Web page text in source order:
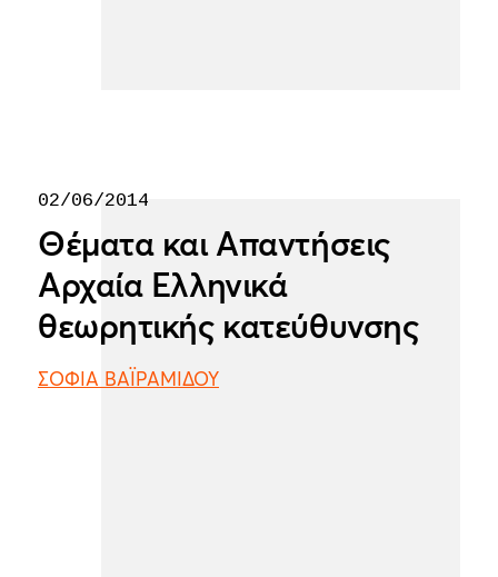
02/06/2014
Θέματα και Απαντήσεις
Αρχαία Ελληνικά
θεωρητικής κατεύθυνσης
ΣΟΦΙΑ ΒΑΪΡΑΜΙΔΟΥ